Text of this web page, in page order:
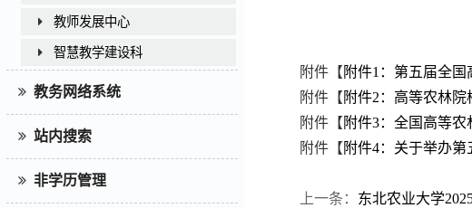
教师发展中心
智慧教学建设科
教务网络系统
站内搜索
非学历管理
附件【 附件1：第五届全
附件【 附件2：高等农林
附件【 附件3：全国高等
附件【 附件4：关于举办
上一条： 东北农业大学